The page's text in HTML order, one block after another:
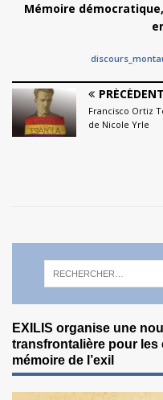
Mémoire
PRÉCÉDENT
Francisco Ortiz
de Nicole Yrle
EXILIS organise une
transfrontalière pour les
mémoire de l’exil